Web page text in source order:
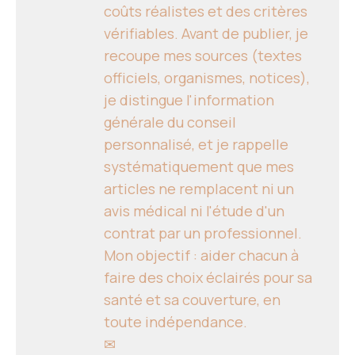
coûts réalistes et des critères
vérifiables. Avant de publier, je
recoupe mes sources (textes
officiels, organismes, notices),
je distingue l'information
générale du conseil
personnalisé, et je rappelle
systématiquement que mes
articles ne remplacent ni un
avis médical ni l'étude d'un
contrat par un professionnel.
Mon objectif : aider chacun à
faire des choix éclairés pour sa
santé et sa couverture, en
toute indépendance.
✉